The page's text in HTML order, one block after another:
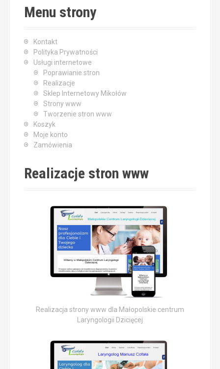
Menu strony
Kontakt
Polityka Prywatności
Usługi internetowe
Poprawianie stron
Realizacje
Sklep Internetowy Mikołów
Strony www
Tworzenie stron www
Koszyk
Moje konto
Zamówienia
Realizacje stron www
Realizacja strony www dla Małopolskie centrum
Laryngologii Dzicięcej